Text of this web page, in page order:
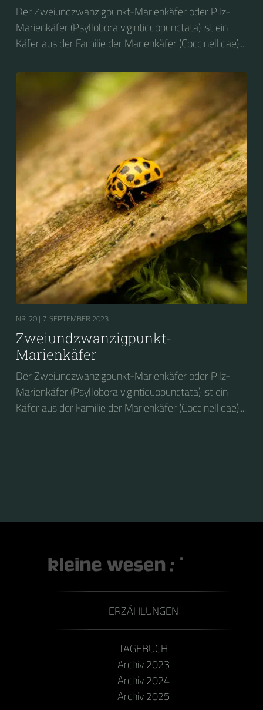
Der Zweiundzwanzigpunkt-Marienkäfer oder Pilz-
Marienkäfer (Psyllobora vigintiduopunctata) ist ein
Käfer aus der Familie der Marienkäfer (Coccinellidae)....
NR. 20 | 7. SEPTEMBER 2023
Zweiundzwanzigpunkt-
Marienkäfer
Der Zweiundzwanzigpunkt-Marienkäfer oder Pilz-
Marienkäfer (Psyllobora vigintiduopunctata) ist ein
Käfer aus der Familie der Marienkäfer (Coccinellidae)....
ERZÄHLUNGEN
TAGEBUCH
Archiv 2023
Archiv 2024
Archiv 2025